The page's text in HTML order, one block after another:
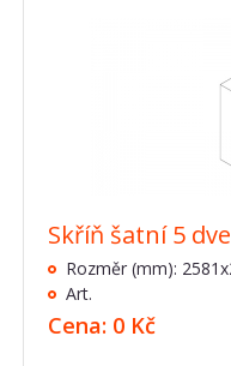
Skříň šatní 5
Rozměr (mm):
Art.
Cena: 0 Kč